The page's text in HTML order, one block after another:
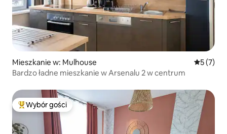
Mieszkanie w: Mulhouse Średnia
5 (7)
Bardzo ładne mieszkanie w Arsenalu 2 w centrum
Najpopularniejsze z kategorii Wybór gości
Wybór gości